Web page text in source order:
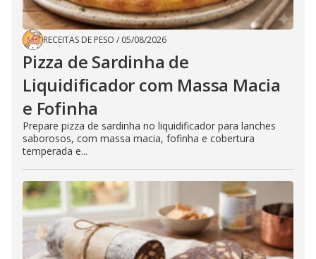
RECEITAS DE PESO / 05/08/2026
Pizza de Sardinha de
Liquidificador com Massa Macia
e Fofinha
Prepare pizza de sardinha no liquidificador para lanches
saborosos, com massa macia, fofinha e cobertura
temperada e...